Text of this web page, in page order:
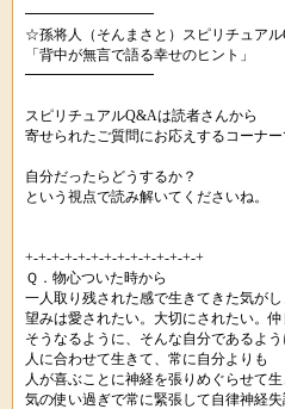
━━━━━━━━━
☆孫将人（そんまさと）スピリチュア
「背中が無言で語る幸せのヒント」
━━━━━━━━━
スピリチュアルQ&Aは読者さんから
寄せられたご質問にお応えするコーナー
自分だったらどうするか？
という視点で読み解いてくださいね。
+-+-+-+-+-+-+-+-+-+-+-+-+-+
Ｑ．物心ついた時から
一人取り残された感で生きてきた気がし
望みは愛されたい。大切にされたい。仲
そうなるように、そんな自分であるよう
人に合わせて生きて、常に自分よりも
人が喜ぶことに神経を張りめぐらせて生
気の使い過ぎで常に緊張して自律神経失